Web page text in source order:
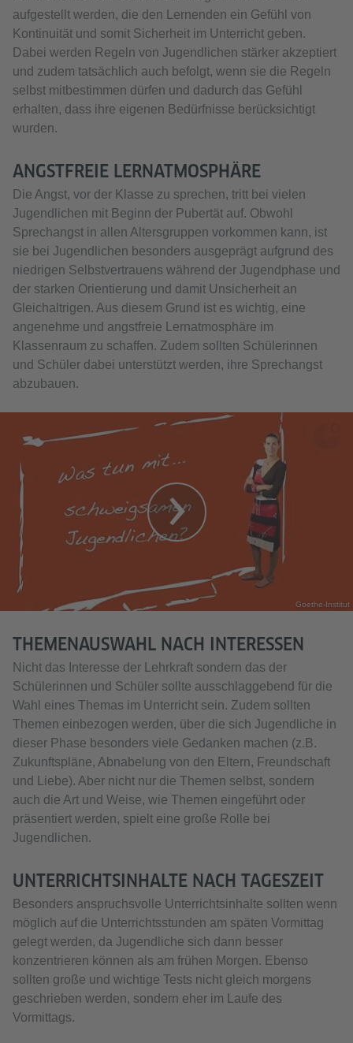
aufgestellt werden, die den Lernenden ein Gefühl von
Kontinuität und somit Sicherheit im Unterricht geben.
Dabei werden Regeln von Jugendlichen stärker akzeptiert
und zudem tatsächlich auch befolgt, wenn sie die Regeln
selbst mitbestimmen dürfen und dadurch das Gefühl
erhalten, dass ihre eigenen Bedürfnisse berücksichtigt
wurden.
ANGSTFREIE LERNATMOSPHÄRE
Die Angst, vor der Klasse zu sprechen, tritt bei vielen
Jugendlichen mit Beginn der Pubertät auf. Obwohl
Sprechangst in allen Altersgruppen vorkommen kann, ist
sie bei Jugendlichen besonders ausgeprägt aufgrund des
niedrigen Selbstvertrauens während der Jugendphase und
der starken Orientierung und damit Unsicherheit an
Gleichaltrigen. Aus diesem Grund ist es wichtig, eine
angenehme und angstfreie Lernatmosphäre im
Klassenraum zu schaffen. Zudem sollten Schülerinnen
und Schüler dabei unterstützt werden, ihre Sprechangst
abzubauen.
Goethe-Institut
THEMENAUSWAHL NACH INTERESSEN
Nicht das Interesse der Lehrkraft sondern das der
Schülerinnen und Schüler sollte ausschlaggebend für die
Wahl eines Themas im Unterricht sein. Zudem sollten
Themen einbezogen werden, über die sich Jugendliche in
dieser Phase besonders viele Gedanken machen (z.B.
Zukunftspläne, Abnabelung von den Eltern, Freundschaft
und Liebe). Aber nicht nur die Themen selbst, sondern
auch die Art und Weise, wie Themen eingeführt oder
präsentiert werden, spielt eine große Rolle bei
Jugendlichen.
UNTERRICHTSINHALTE NACH TAGESZEIT
Besonders anspruchsvolle Unterrichtsinhalte sollten wenn
möglich auf die Unterrichtsstunden am späten Vormittag
gelegt werden, da Jugendliche sich dann besser
konzentrieren können als am frühen Morgen. Ebenso
sollten große und wichtige Tests nicht gleich morgens
geschrieben werden, sondern eher im Laufe des
Vormittags.